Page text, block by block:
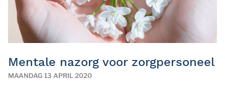
Mentale nazorg voor zorgpersoneel
MAANDAG 13 APRIL 2020